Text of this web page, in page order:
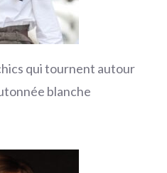
qui tournent autour
blanche